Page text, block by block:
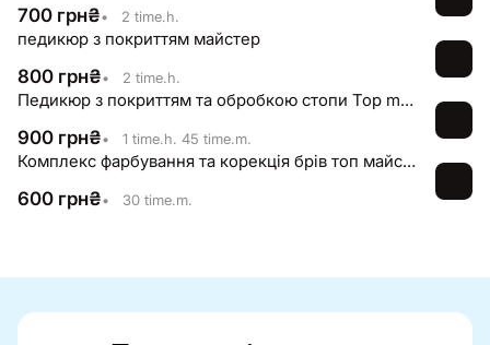
700 грн₴• 2 time.h.
педикюр з покриттям майстер
800 грн₴• 2 time.h.
Педикюр з покриттям та обробкою стопи Top master
900 грн₴• 1 time.h. 45 time.m.
Комплекс фарбування та корекція брів топ майстер
600 грн₴• 30 time.m.